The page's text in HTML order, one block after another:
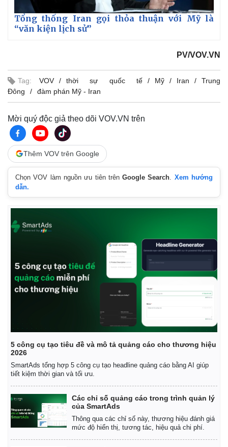
Thế giới
Quan sát
Cuộc sống đó đây
Multimedia
Video
Ảnh
E-Magazine
Infographic
Tổng thống Iran gọi thỏa thuận với Mỹ là
“văn kiện lịch sử”
PV/VOV.VN
Tag: VOV thời sự quốc tế Mỹ Iran
Trung
Đông
đàm phán Mỹ - Iran
Mời quý độc giả theo dõi VOV.VN trên
Thêm VOV trên Google
Chọn VOV làm nguồn ưu tiên trênGoogle Search
Xem hướng
dẫn.
5 công cụ tạo tiêu đề và mô tả quảng cáo cho thương hiệu
2026
SmartAds tổng hợp 5 công cụ tạo headline quảng cáo bằng AI giúp
tiết kiệm thời gian và tối ưu.
Các chỉ số quảng cáo trong trình quản lý
của SmartAds
Thông qua các chỉ số này, thương hiệu đánh giá
mức độ hiển thị, tương tác, hiệu quả chi phí.